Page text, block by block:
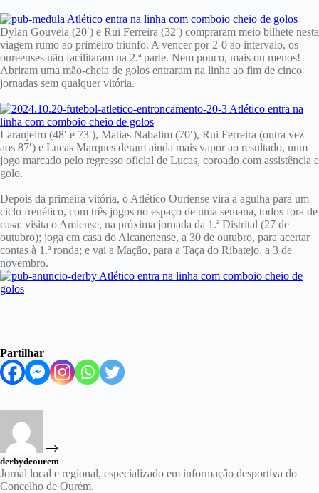
Dylan Gouveia (20′) e Rui Ferreira (32′) compraram meio bilhete nesta
viagem rumo ao primeiro triunfo. A vencer por 2-0 ao intervalo, os
oureenses não facilitaram na 2.ª parte. Nem pouco, mais ou menos!
Abriram uma mão-cheia de golos entraram na linha ao fim de cinco
jornadas sem qualquer vitória.
Laranjeiro (48′ e 73′), Matias Nabalim (70′), Rui Ferreira (outra vez
aos 87′) e Lucas Marques deram ainda mais vapor ao resultado, num
jogo marcado pelo regresso oficial de Lucas, coroado com assistência e
golo.
Depois da primeira vitória, o Atlético Ouriense vira a agulha para um
ciclo frenético, com três jogos no espaço de uma semana, todos fora de
casa: visita o Amiense, na próxima jornada da 1.ª Distrital (27 de
outubro); joga em casa do Alcanenense, a 30 de outubro, para acertar
contas à 1.ª ronda; e vai a Mação, para a Taça do Ribatejo, a 3 de
novembro.
Partilhar
derbydeourem
Jornal local e regional, especializado em informação desportiva do
Concelho de Ourém.